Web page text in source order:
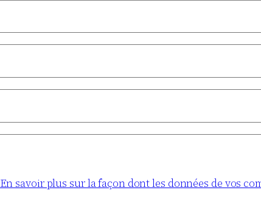
En savoir plus sur la façon dont les données de vos